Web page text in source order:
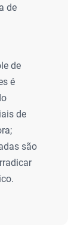
de
de
é
de
são